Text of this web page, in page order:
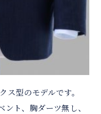
ス型のモデルです。
ント、胸ダーツ無し、